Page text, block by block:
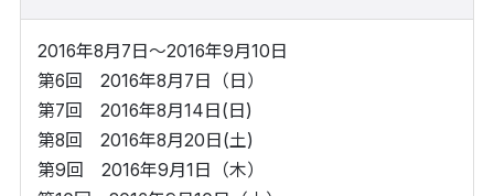
2016年8月7日～2016年9月10日
第6回 2016年8月7日（日）
第7回 2016年8月14日(日)
第8回 2016年8月20日(土)
第9回 2016年9月1日（木）